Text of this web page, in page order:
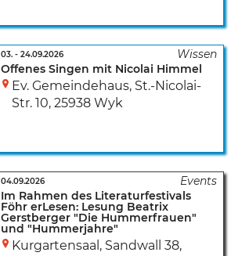
03. - 24.09.2026
Offenes Singen mit Nicolai Himmel
Ev. Gemeindehaus, St.-Nicolai-
Str. 10, 25938 Wyk
04.09.2026
Im Rahmen des Literaturfestivals
Föhr erLesen: Lesung Beatrix
Gerstberger "Die Hummerfrauen"
und "Hummerjahre"
Kurgartensaal , Sandwall 38,